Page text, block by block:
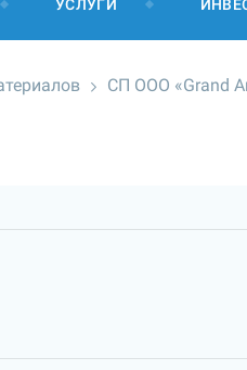
УСЛУГИ
СП ООО «Grand